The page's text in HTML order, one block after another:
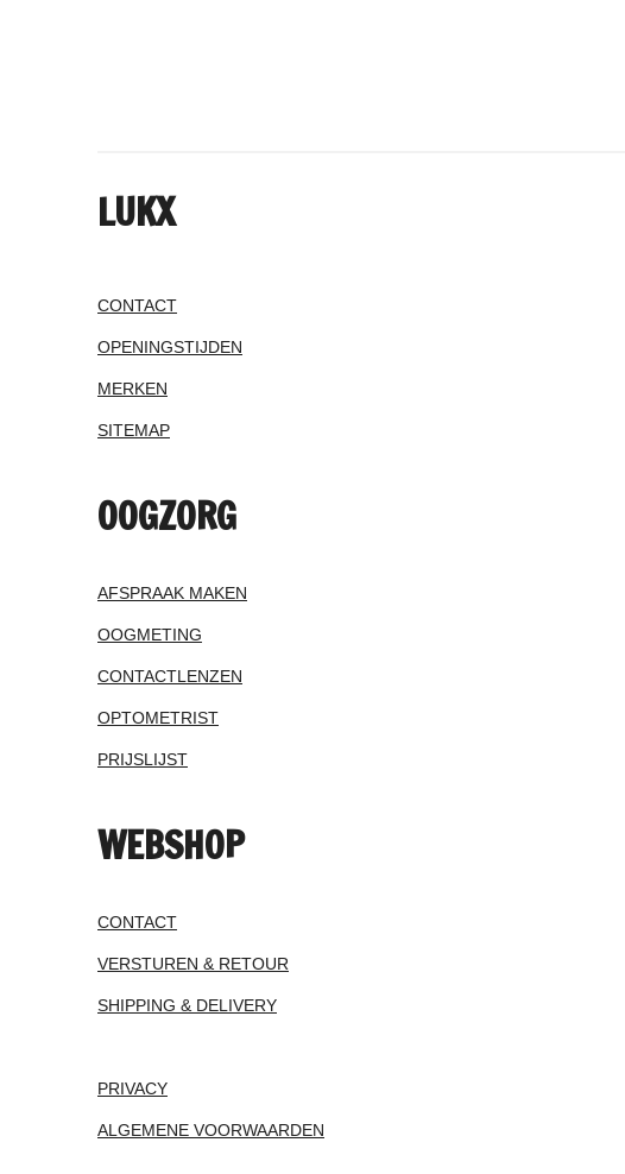
LUKX
CONTACT
OPENINGSTIJDEN
MERKEN
SITEMAP
OOGZORG
AFSPRAAK MAKEN
OOGMETING
CONTACTLENZEN
OPTOMETRIST
PRIJSLIJST
WEBSHOP
CONTACT
VERSTUREN & RETOUR
SHIPPING & DELIVERY
PRIVACY
ALGEMENE VOORWAARDEN